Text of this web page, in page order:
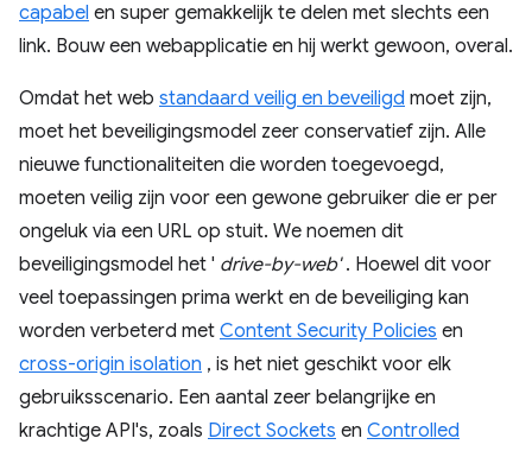
capabel en super gemakkelijk te delen met slechts een
link. Bouw een webapplicatie en hij werkt gewoon, overal.
Omdat het web standaard veilig en beveiligd moet zijn,
moet het beveiligingsmodel zeer conservatief zijn. Alle
nieuwe functionaliteiten die worden toegevoegd,
moeten veilig zijn voor een gewone gebruiker die er per
ongeluk via een URL op stuit. We noemen dit
beveiligingsmodel het ' drive-by-web'. Hoewel dit voor
veel toepassingen prima werkt en de beveiliging kan
worden verbeterd met Content Security Policies en
cross-origin isolation , is het niet geschikt voor elk
gebruiksscenario. Een aantal zeer belangrijke en
krachtige API's, zoals Direct Sockets en Controlled